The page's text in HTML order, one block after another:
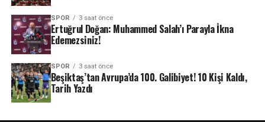
SPOR 3 saat önce
Ertuğrul Doğan: Muhammed Salah’ı Parayla İkna
Edemezsiniz!
SPOR 3 saat önce
Beşiktaş’tan Avrupa’da 100. Galibiyet! 10 Kişi Kaldı,
Tarih Yazdı